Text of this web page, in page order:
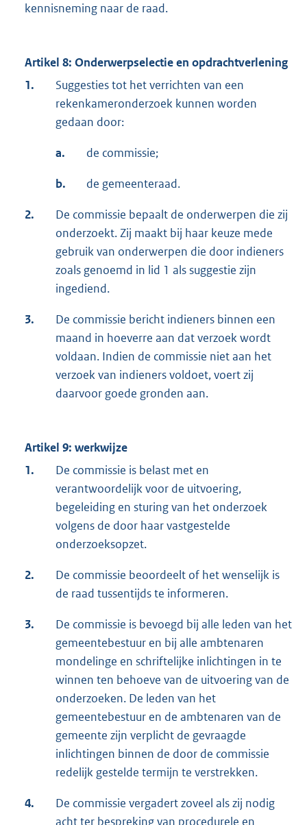
kennisneming naar de raad.
Artikel 8: Onderwerpselectie en opdrachtverlening
1.
Suggesties tot het verrichten van een
rekenkameronderzoek kunnen worden
gedaan door:
a. de commissie;
b. de gemeenteraad.
2.
De commissie bepaalt de onderwerpen die zij
onderzoekt. Zij maakt bij haar keuze mede
gebruik van onderwerpen die door indieners
zoals genoemd in lid 1 als suggestie zijn
ingediend.
3.
De commissie bericht indieners binnen een
maand in hoeverre aan dat verzoek wordt
voldaan. Indien de commissie niet aan het
verzoek van indieners voldoet, voert zij
daarvoor goede gronden aan.
Artikel 9: werkwijze
1.
De commissie is belast met en
verantwoordelijk voor de uitvoering,
begeleiding en sturing van het onderzoek
volgens de door haar vastgestelde
onderzoeksopzet.
2.
De commissie beoordeelt of het wenselijk is
de raad tussentijds te informeren.
3.
De commissie is bevoegd bij alle leden van het
gemeentebestuur en bij alle ambtenaren
mondelinge en schriftelijke inlichtingen in te
winnen ten behoeve van de uitvoering van de
onderzoeken. De leden van het
gemeentebestuur en de ambtenaren van de
gemeente zijn verplicht de gevraagde
inlichtingen binnen de door de commissie
redelijk gestelde termijn te verstrekken.
4.
De commissie vergadert zoveel als zij nodig
acht ter bespreking van procedurele en